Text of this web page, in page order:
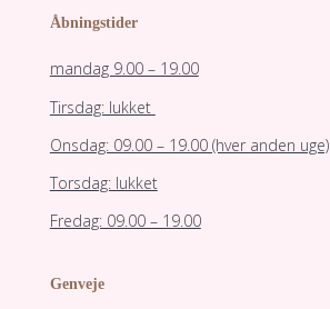
Åbningstider
mandag 9.00 – 19.00
Tirsdag: lukket
Onsdag: 09.00 – 19.00 (hver anden uge)
Torsdag: lukket
Fredag: 09.00 – 19.00
Genveje